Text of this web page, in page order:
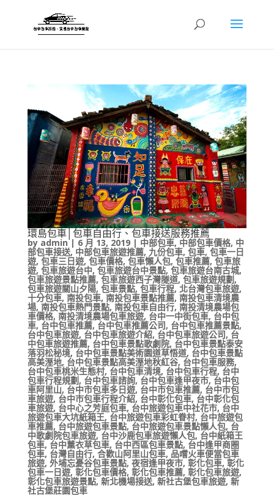
環島包車│包車自由行、包車接送服務推薦
by admin| 6 月 13, 2019| 中部包車, 中部包車價格, 中
部包車接送, 中部包車旅遊推薦, 九份包車, 包車, 包車一日
遊, 包車三日遊, 包車價格, 包車懶人包, 包車推薦, 包車旅
遊, 包車旅遊台中, 包車旅遊台中景點, 包車旅遊台南古城,
包車旅遊景點推薦, 包車旅遊西子灣隧道, 包車旅遊規劃,
包車旅遊關山夕陽, 包車景點, 包車行程, 北台灣包車旅遊,
十分包車, 南投包車, 南投包車景點推薦, 南投包車清境農
場, 南投包車熱門景點, 南投包車自由行, 南投清境農場包
車價格, 南投清境農場包車旅遊, 台中一中街包車, 台中包
車, 台中包車推薦, 台中包車推薦公司, 台中包車推薦景點,
台中包車旅遊, 台中包車旅遊介紹, 台中包車旅遊公司, 台
中包車旅遊推薦, 台中包車景點歌劇院, 台中包車景點泰安
落羽松秘境, 台中包車景點美術園道草悟道, 台中包車景點
高美溼地, 台中包車景點高美溼地秋紅谷, 台中包車服務,
台中包車桃米生態村, 台中包車清境, 台中包車行程, 台中
包車行程規劃, 台中包車諮詢, 台中包車逢甲夜市, 台中包
車阿里山, 台中市包車多日遊, 台中市包車推薦, 台中市包
車旅遊, 台中市包車行程介紹, 台中彰化包車, 台中彰化包
車旅遊, 台中心之芳庭包車, 台中旅遊包車中社花市, 台中
旅遊包車大坑紙箱王, 台中旅遊包車彩虹眷村, 台中旅遊包
車推薦, 台中旅遊包車景點, 台中旅遊包車景點懶人包, 台
中歌劇院包車旅遊, 台中沙鹿包車旅遊懶人包, 台中紙箱王
包車, 台中薰衣草包車, 台中西區包車景點, 台中逢甲商圈
包車, 台灣自由行, 合歡山阿里山包車, 品嚐火車便當包車
旅遊, 外埔忘憂谷包車景點, 夜宿逢甲夜市, 彰化包車, 彰化
包車一日遊, 彰化包車價格, 彰化包車推薦, 彰化包車旅遊,
彰化包車旅遊景點, 新北機場接送, 新社古堡包車旅遊, 新
社古堡莊園包車